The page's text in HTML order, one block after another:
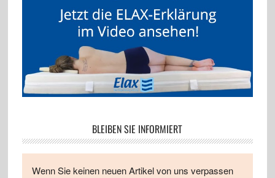
BLEIBEN SIE INFORMIERT
Wenn Sie keinen neuen Artikel von uns verpassen